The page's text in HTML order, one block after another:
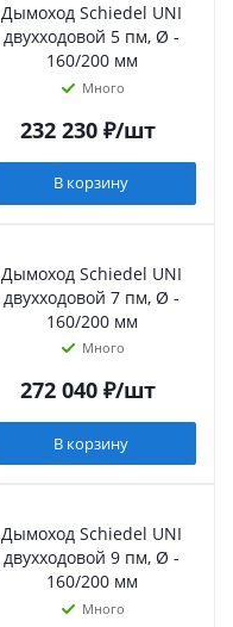
Дымоход Schiedel UNI
двухходовой 5 пм, Ø -
160/200 мм
Много
232 230₽/шт
В корзину
Дымоход Schiedel UNI
двухходовой 7 пм, Ø -
160/200 мм
Много
272 040₽/шт
В корзину
Дымоход Schiedel UNI
двухходовой 9 пм, Ø -
160/200 мм
Много